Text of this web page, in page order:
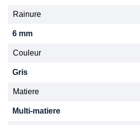
Rainure
6 mm
Couleur
Gris
Matiere
Multi-matiere